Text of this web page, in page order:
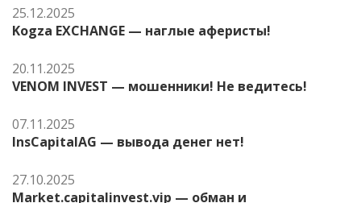
25.12.2025
Kogza EXCHANGE — наглые аферисты!
20.11.2025
VENOM INVEST — мошенники! Не ведитесь!
07.11.2025
InsCapitalAG — вывода денег нет!
27.10.2025
Market.capitalinvest.vip — обман и